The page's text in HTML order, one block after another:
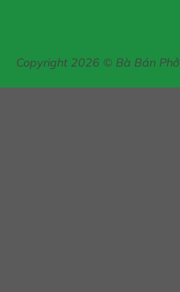
Copyright 2026 © Bà Bán Phở